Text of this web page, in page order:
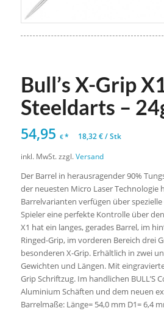
Bull’s X-Grip
Steeldarts –
54,95 €* 18,32€/Stk
inkl. MwSt. zzgl. Versand
Der Barrel in herausragender 90%
der neuesten Micro Laser Technologie
Barrelvarianten verfügen über
Spieler eine perfekte Kontrolle über
X1 hat ein langes, gerades Barrel, im
Ringed-Grip, im vorderen Bereich drei
besonderen X-Grip. Erhältlich in zwei
Gewichten und Längen. Mit
Grip Schriftzug. Im handlichen BULL’S
Aluminium Schäften und dem neuen
Barrelmaße: Länge= 54,0 mm D1= 6,4